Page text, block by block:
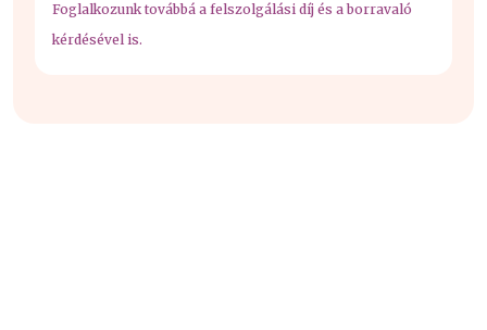
Foglalkozunk továbbá a felszolgálási díj és a borravaló
kérdésével is.